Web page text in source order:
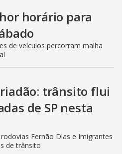
horário para
de veículos percorram malha
trânsito flui
de SP nesta
Fernão Dias e Imigrantes
de trânsito